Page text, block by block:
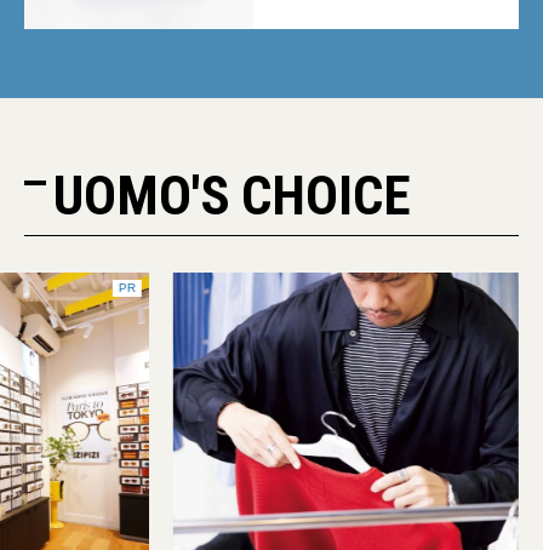
UOMO'S CHOICE
PR